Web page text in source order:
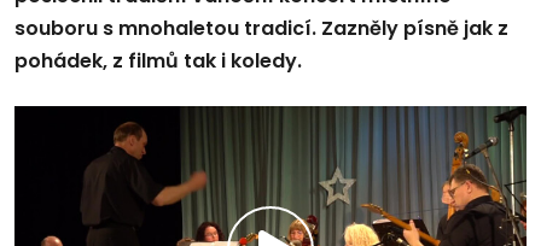
souboru s mnohaletou tradicí. Zazněly písně jak z
pohádek, z filmů tak i koledy.